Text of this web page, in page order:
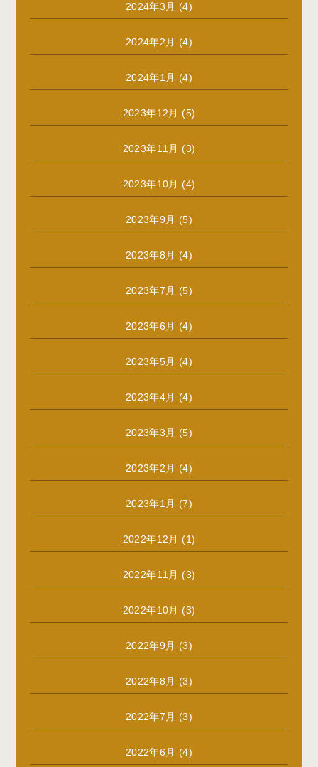
2024年3月 (4)
2024年2月 (4)
2024年1月 (4)
2023年12月 (5)
2023年11月 (3)
2023年10月 (4)
2023年9月 (5)
2023年8月 (4)
2023年7月 (5)
2023年6月 (4)
2023年5月 (4)
2023年4月 (4)
2023年3月 (5)
2023年2月 (4)
2023年1月 (7)
2022年12月 (1)
2022年11月 (3)
2022年10月 (3)
2022年9月 (3)
2022年8月 (3)
2022年7月 (3)
2022年6月 (4)